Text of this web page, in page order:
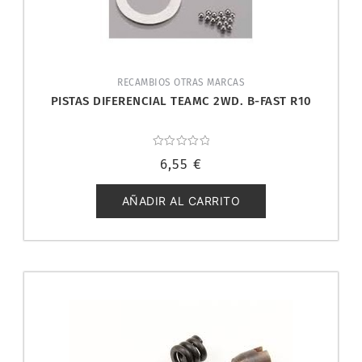
RECAMBIOS OTRAS MARCAS
PISTAS DIFERENCIAL TEAMC 2WD. B-FAST R10
con
de
5
6,55 €
AÑADIR AL CARRITO